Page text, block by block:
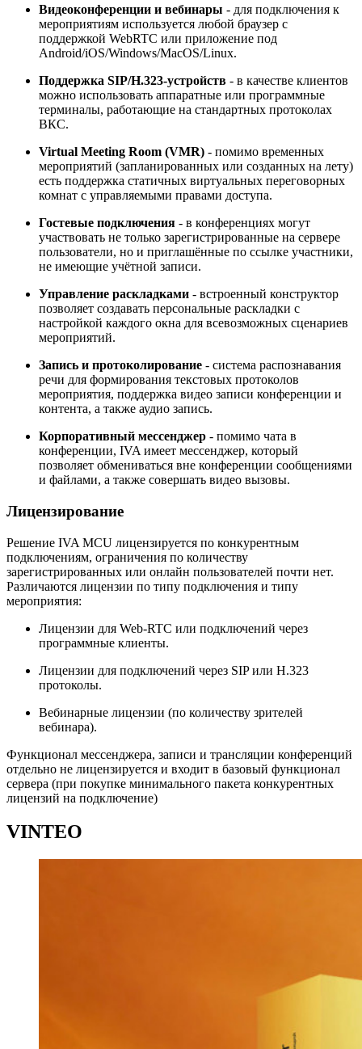
Видеоконференции и вебинары - для подключения к
мероприятиям используется любой браузер с
поддержкой WebRTC или приложение под
Android/iOS/Windows/MacOS/Linux.
Поддержка SIP/H.323-устройств - в качестве клиентов
можно использовать аппаратные или программные
терминалы, работающие на стандартных протоколах
ВКС.
Virtual Meeting Room (VMR) - помимо временных
мероприятий (запланированных или созданных на лету)
есть поддержка статичных виртуальных переговорных
комнат с управляемыми правами доступа.
Гостевые подключения - в конференциях могут
участвовать не только зарегистрированные на сервере
пользователи, но и приглашённые по ссылке участники,
не имеющие учётной записи.
Управление раскладками - встроенный конструктор
позволяет создавать персональные раскладки с
настройкой каждого окна для всевозможных сценариев
мероприятий.
Запись и протоколирование - система распознавания
речи для формирования текстовых протоколов
мероприятия, поддержка видео записи конференции и
контента, а также аудио запись.
Корпоративный мессенджер - помимо чата в
конференции, IVA имеет мессенджер, который
позволяет обмениваться вне конференции сообщениями
и файлами, а также совершать видео вызовы.
Лицензирование
Решение IVA MCU лицензируется по конкурентным
подключениям, ограничения по количеству
зарегистрированных или онлайн пользователей почти нет.
Различаются лицензии по типу подключения и типу
мероприятия:
Лицензии для Web-RTC или подключений через
программные клиенты.
Лицензии для подключений через SIP или H.323
протоколы.
Вебинарные лицензии (по количеству зрителей
вебинара).
Функционал мессенджера, записи и трансляции конференций
отдельно не лицензируется и входит в базовый функционал
сервера (при покупке минимального пакета конкурентных
лицензий на подключение)
VINTEO